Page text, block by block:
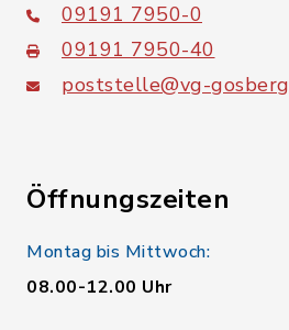
09191 7950-0
09191 7950-40
poststelle@vg-
Öffnungszeiten
Montag bis Mittwoch:
08.00-12.00 Uhr